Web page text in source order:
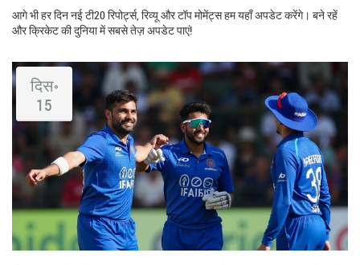
आगे भी हर दिन नई टी20 रिपोर्ट्स, रिव्यू और टॉप मोमेंट्स हम यहाँ अपडेट करेंगे। बने रहें
और क्रिकेट की दुनिया में सबसे तेज़ अपडेट पाएं!
दिस॰
15